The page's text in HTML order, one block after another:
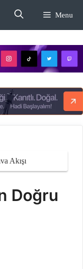
Menu
Akışı
Doğru